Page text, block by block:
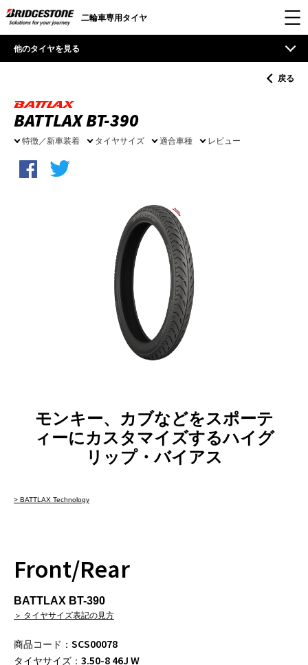
二輪車専用タイヤ
他のタイヤを見る
戻る
BATTLAX BT-390
特徴／新車装着 タイヤサイズ 適合車種 レビュー
モンキー、カブなどをスポーテ
ィーにカスタマイズするハイグ
リップ・バイアス
> BATTLAX Technology
Front/Rear
BATTLAX BT-390
＞ タイヤサイズ表記の見方
SCS00078
3.50-8 46J W